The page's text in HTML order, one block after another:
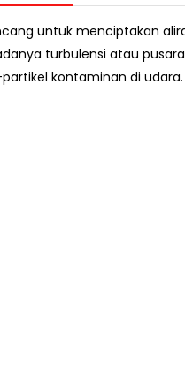
untuk menciptakan
turbulensi atau
kontaminan di udara.